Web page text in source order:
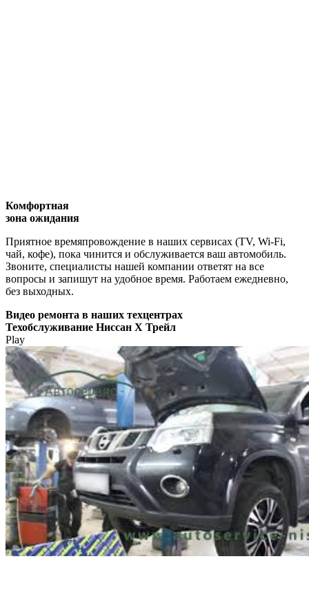
Комфортная
зона ожидания
Приятное времяпровождение в наших сервисах (TV, Wi-Fi,
чай, кофе), пока чинится и обслуживается ваш автомобиль.
Звоните, специалисты нашей компании ответят на все
вопросы и запишут на удобное время. Работаем ежедневно,
без выходных.
Видео ремонта в наших техцентрах
Техобслуживание Ниссан Х Трейл
Play